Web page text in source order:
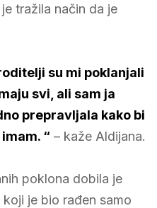
tražila način da je
su mi poklanjali
svi, ali sam ja
prepravljala kako bi
“ – kaže Aldijana.
poklona dobila je
je bio rađen samo